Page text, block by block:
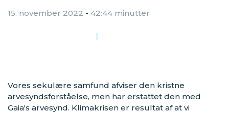
15. november 2022 - 42:44 minutter
Vores sekulære samfund afviser den kristne
arvesyndsforståelse, men har erstattet den med
Gaia's arvesynd. Klimakrisen er resultat af at vi